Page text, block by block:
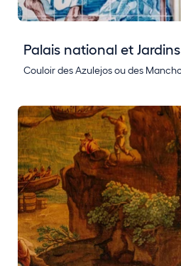
Palais national et
Couloir des Azulejos ou des